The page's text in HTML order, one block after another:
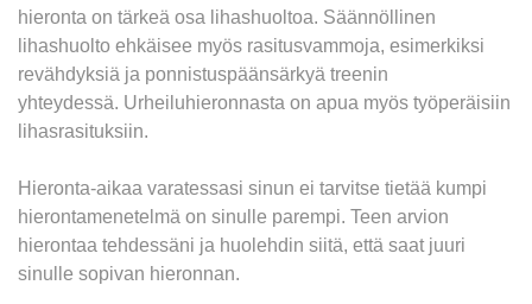
hieronta on tärkeä osa lihashuoltoa. Säännöllinen
lihashuolto ehkäisee myös rasitusvammoja, esimerkiksi
revähdyksiä ja ponnistuspäänsärkyä treenin
yhteydessä. Urheiluhieronnasta on apua myös työperäisiin
lihasrasituksiin.
Hieronta-aikaa varatessasi sinun ei tarvitse tietää kumpi
hierontamenetelmä on sinulle parempi. Teen arvion
hierontaa tehdessäni ja huolehdin siitä, että saat juuri
sinulle sopivan hieronnan.